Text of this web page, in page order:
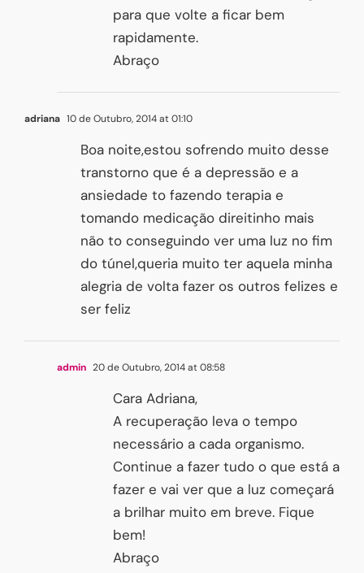
para que volte a ficar bem
rapidamente.
Abraço
adriana 10 de Outubro, 2014 at 01:10
Boa noite,estou sofrendo muito desse
transtorno que é a depressão e a
ansiedade to fazendo terapia e
tomando medicação direitinho mais
não to conseguindo ver uma luz no fim
do túnel,queria muito ter aquela minha
alegria de volta fazer os outros felizes e
ser feliz
admin 20 de Outubro, 2014 at 08:58
Cara Adriana,
A recuperação leva o tempo
necessário a cada organismo.
Continue a fazer tudo o que está a
fazer e vai ver que a luz começará
a brilhar muito em breve. Fique
bem!
Abraço